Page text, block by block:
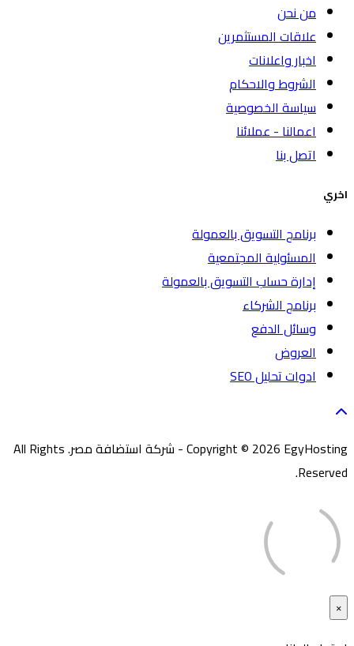
من نحن
علاقات المستثمرين
اخبار واعلانات
الشروط والاحكام
سياسة الخصوصية
اعمالنا - عملائنا
اتصل بنا
اخري
برنامج التسويق بالعمولة
المسئولية المجتمعية
إدارة حساب التسويق بالعمولة
برنامج الشركاء
وسائل الدفع
العروض
ادوات تحليل SEO
Copyright © 2026 EgyHosting - شركة استضافة مصر. All Rights
Reserved.
×
غلق